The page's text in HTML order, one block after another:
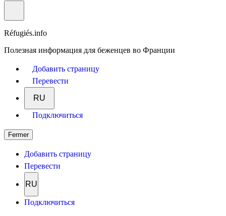
Réfugiés.info
Полезная информация для беженцев во Франции
Добавить страницу
Перевести
RU
Подключиться
Fermer
Добавить страницу
Перевести
RU
Подключиться